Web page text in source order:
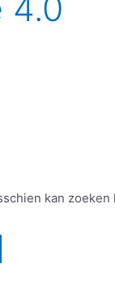
kan zoeken